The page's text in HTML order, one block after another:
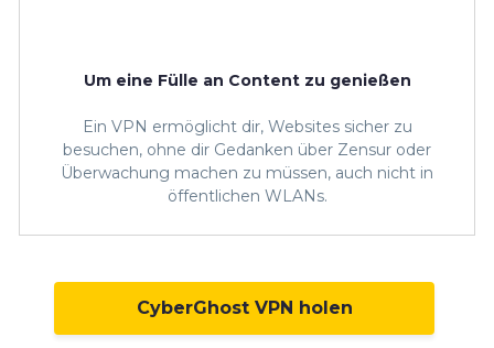
Um eine Fülle an Content zu genießen
Ein VPN ermöglicht dir, Websites sicher zu
besuchen, ohne dir Gedanken über Zensur oder
Überwachung machen zu müssen, auch nicht in
öffentlichen WLANs.
CyberGhost VPN holen